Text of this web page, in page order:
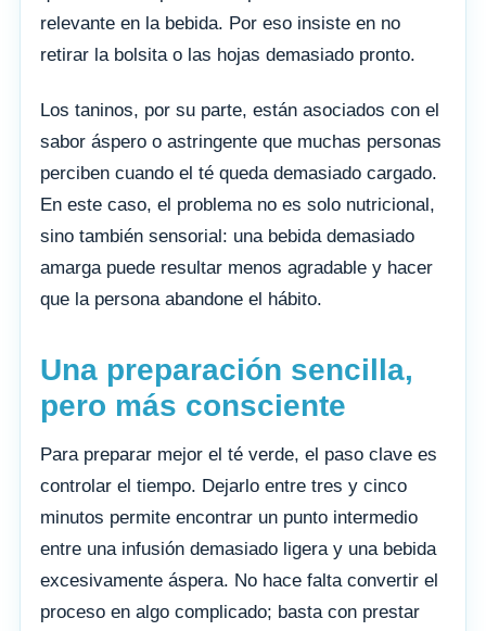
relevante en la bebida. Por eso insiste en no
retirar la bolsita o las hojas demasiado pronto.
Los taninos, por su parte, están asociados con el
sabor áspero o astringente que muchas personas
perciben cuando el té queda demasiado cargado.
En este caso, el problema no es solo nutricional,
sino también sensorial: una bebida demasiado
amarga puede resultar menos agradable y hacer
que la persona abandone el hábito.
Una preparación sencilla,
pero más consciente
Para preparar mejor el té verde, el paso clave es
controlar el tiempo. Dejarlo entre tres y cinco
minutos permite encontrar un punto intermedio
entre una infusión demasiado ligera y una bebida
excesivamente áspera. No hace falta convertir el
proceso en algo complicado; basta con prestar